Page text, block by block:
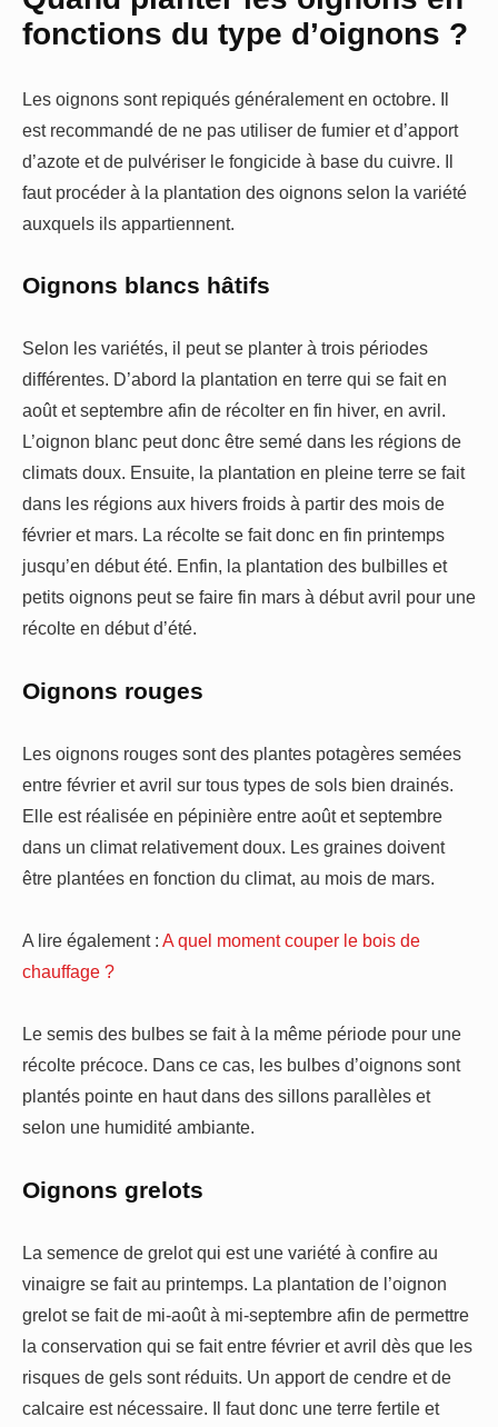
fonctions du type d’oignons ?
Les oignons sont repiqués généralement en octobre. Il
est recommandé de ne pas utiliser de fumier et d’apport
d’azote et de pulvériser le fongicide à base du cuivre. Il
faut procéder à la plantation des oignons selon la variété
auxquels ils appartiennent.
Oignons blancs hâtifs
Selon les variétés, il peut se planter à trois périodes
différentes. D’abord la plantation en terre qui se fait en
août et septembre afin de récolter en fin hiver, en avril.
L’oignon blanc peut donc être semé dans les régions de
climats doux. Ensuite, la plantation en pleine terre se fait
dans les régions aux hivers froids à partir des mois de
février et mars. La récolte se fait donc en fin printemps
jusqu’en début été. Enfin, la plantation des bulbilles et
petits oignons peut se faire fin mars à début avril pour une
récolte en début d’été.
Oignons rouges
Les oignons rouges sont des plantes potagères semées
entre février et avril sur tous types de sols bien drainés.
Elle est réalisée en pépinière entre août et septembre
dans un climat relativement doux. Les graines doivent
être plantées en fonction du climat, au mois de mars.
A lire également : A quel moment couper le bois de
chauffage ?
Le semis des bulbes se fait à la même période pour une
récolte précoce. Dans ce cas, les bulbes d’oignons sont
plantés pointe en haut dans des sillons parallèles et
selon une humidité ambiante.
Oignons grelots
La semence de grelot qui est une variété à confire au
vinaigre se fait au printemps. La plantation de l’oignon
grelot se fait de mi-août à mi-septembre afin de permettre
la conservation qui se fait entre février et avril dès que les
risques de gels sont réduits. Un apport de cendre et de
calcaire est nécessaire. Il faut donc une terre fertile et